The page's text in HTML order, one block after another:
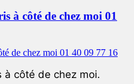
à côté de chez moi 01
à côté de chez moi.